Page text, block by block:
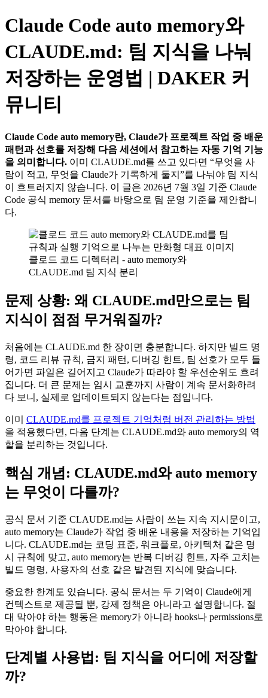
Claude Code auto memory와
CLAUDE.md: 팀 지식을 나눠
저장하는 운영법 | DAKER 커
뮤니티
Claude Code auto memory란, Claude가 프로젝트 작업 중 배운
패턴과 선호를 저장해 다음 세션에서 참고하는 자동 기억 기능
을 의미합니다. 이미 CLAUDE.md를 쓰고 있다면 “무엇을 사
람이 적고, 무엇을 Claude가 기록하게 둘지”를 나눠야 팀 지식
이 흐트러지지 않습니다. 이 글은 2026년 7월 3일 기준 Claude
Code 공식 memory 문서를 바탕으로 팀 운영 기준을 제안합니
다.
클로드 코드 디렉터리 - auto memory와
CLAUDE.md 팀 지식 분리
문제 상황: 왜 CLAUDE.md만으로는 팀
지식이 점점 무거워질까?
처음에는 CLAUDE.md 한 장이면 충분합니다. 하지만 빌드 명
령, 코드 리뷰 규칙, 금지 패턴, 디버깅 힌트, 팀 선호가 모두 들
어가면 파일은 길어지고 Claude가 따라야 할 우선순위도 흐려
집니다. 더 큰 문제는 임시 교훈까지 사람이 계속 문서화하려
다 보니, 실제로 업데이트되지 않는다는 점입니다.
이미 CLAUDE.md를 프로젝트 기억처럼 버전 관리하는 방법
을 적용했다면, 다음 단계는 CLAUDE.md와 auto memory의 역
할을 분리하는 것입니다.
핵심 개념: CLAUDE.md와 auto memory
는 무엇이 다를까?
공식 문서 기준 CLAUDE.md는 사람이 쓰는 지속 지시문이고,
auto memory는 Claude가 작업 중 배운 내용을 저장하는 기억입
니다. CLAUDE.md는 코딩 표준, 워크플로, 아키텍처 같은 명
시 규칙에 맞고, auto memory는 반복 디버깅 힌트, 자주 고치는
빌드 명령, 사용자의 선호 같은 발견된 지식에 맞습니다.
중요한 한계도 있습니다. 공식 문서는 두 기억이 Claude에게
컨텍스트로 제공될 뿐, 강제 정책은 아니라고 설명합니다. 절
대 막아야 하는 행동은 memory가 아니라 hooks나 permissions로
막아야 합니다.
단계별 사용법: 팀 지식을 어디에 저장할
까?